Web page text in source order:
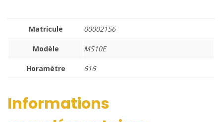
Matricule 00002156
Modèle MS10E
Horamètre 616
Informations